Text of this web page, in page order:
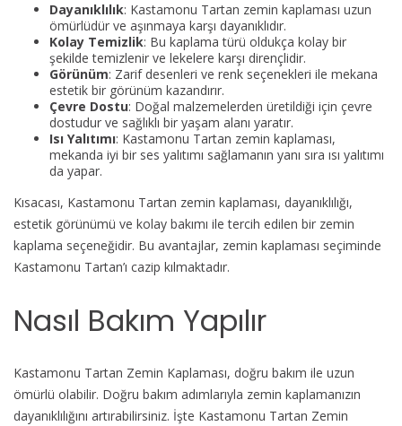
Dayanıklılık: Kastamonu Tartan zemin kaplaması uzun
ömürlüdür ve aşınmaya karşı dayanıklıdır.
Kolay Temizlik: Bu kaplama türü oldukça kolay bir
şekilde temizlenir ve lekelere karşı dirençlidir.
Görünüm: Zarif desenleri ve renk seçenekleri ile mekana
estetik bir görünüm kazandırır.
Çevre Dostu: Doğal malzemelerden üretildiği için çevre
dostudur ve sağlıklı bir yaşam alanı yaratır.
Isı Yalıtımı: Kastamonu Tartan zemin kaplaması,
mekanda iyi bir ses yalıtımı sağlamanın yanı sıra ısı yalıtımı
da yapar.
Kısacası, Kastamonu Tartan zemin kaplaması, dayanıklılığı,
estetik görünümü ve kolay bakımı ile tercih edilen bir zemin
kaplama seçeneğidir. Bu avantajlar, zemin kaplaması seçiminde
Kastamonu Tartan’ı cazip kılmaktadır.
Nasıl Bakım Yapılır
Kastamonu Tartan Zemin Kaplaması, doğru bakım ile uzun
ömürlü olabilir. Doğru bakım adımlarıyla zemin kaplamanızın
dayanıklılığını artırabilirsiniz. İşte Kastamonu Tartan Zemin